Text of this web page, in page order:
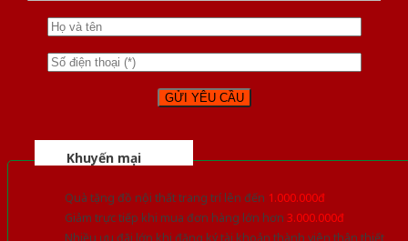
Khuyến mại
Quà tặng đồ nội thất trang trí lên đến 1.000.000đ
Giảm trực tiếp khi mua đơn hàng lớn hơn 3.000.000đ
Nhiều ưu đãi lớn khi đăng ký tài khoản thành viên thân thiết